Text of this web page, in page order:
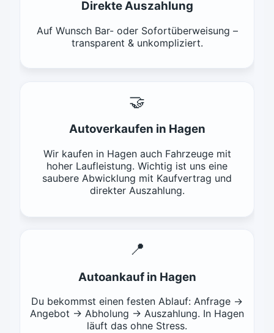
Direkte Auszahlung
Auf Wunsch Bar- oder Sofortüberweisung –
transparent & unkompliziert.
🤝
Autoverkaufen in Hagen
Wir kaufen in Hagen auch Fahrzeuge mit
hoher Laufleistung. Wichtig ist uns eine
saubere Abwicklung mit Kaufvertrag und
direkter Auszahlung.
📍
Autoankauf in Hagen
Du bekommst einen festen Ablauf: Anfrage →
Angebot → Abholung → Auszahlung. In Hagen
läuft das ohne Stress.